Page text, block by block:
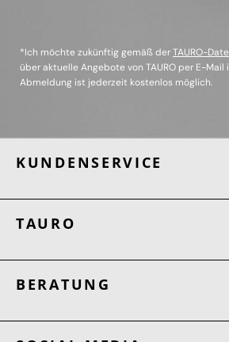
*Ich möchte zukünftig gemäß derTAURO-
über aktuelle Angebote von TAURO per E-
Abmeldung ist jederzeit kostenlos möglich.
KUNDENSERVICE
TAURO
BERATUNG